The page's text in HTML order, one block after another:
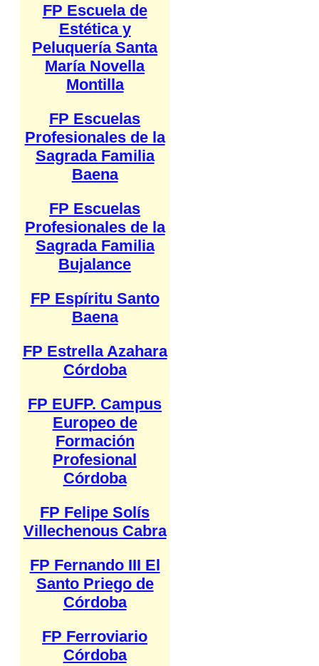
FP Escuela de
Estética y
Peluquería Santa
María Novella
Montilla
FP Escuelas
Profesionales de la
Sagrada Familia
Baena
FP Escuelas
Profesionales de la
Sagrada Familia
Bujalance
FP Espíritu Santo
Baena
FP Estrella Azahara
Córdoba
FP EUFP. Campus
Europeo de
Formación
Profesional
Córdoba
FP Felipe Solís
Villechenous Cabra
FP Fernando III El
Santo Priego de
Córdoba
FP Ferroviario
Córdoba